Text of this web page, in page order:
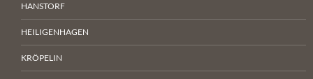
HANSTORF
HEILIGENHAGEN
KRÖPELIN